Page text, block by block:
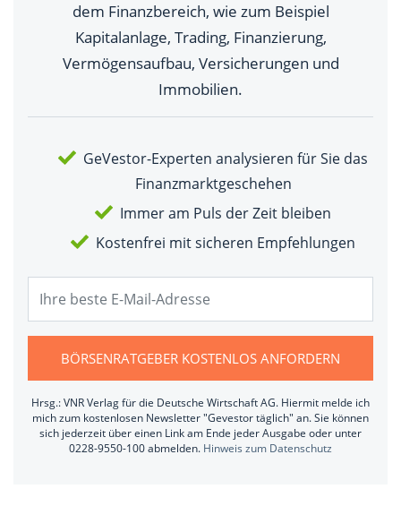
dem Finanzbereich, wie zum Beispiel
Kapitalanlage, Trading, Finanzierung,
Vermögensaufbau, Versicherungen und
Immobilien.
GeVestor-Experten analysieren für Sie das
Finanzmarktgeschehen
Immer am Puls der Zeit bleiben
Kostenfrei mit sicheren Empfehlungen
BÖRSENRATGEBER KOSTENLOS ANFORDERN
Hrsg.: VNR Verlag für die Deutsche Wirtschaft AG. Hiermit melde ich
mich zum kostenlosen Newsletter "Gevestor täglich" an. Sie können
sich jederzeit über einen Link am Ende jeder Ausgabe oder unter
0228-9550-100 abmelden. Hinweis zum Datenschutz